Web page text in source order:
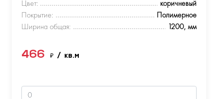
Цвет:
коричневый
Покрытие:
Полимерное
Ширина общая:
1200, мм
466 ₽ / кв.м